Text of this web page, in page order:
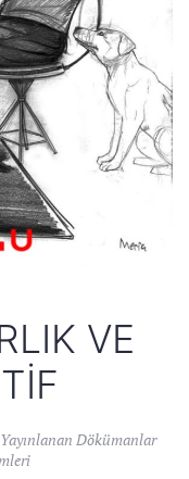
VE
Dökümanlar